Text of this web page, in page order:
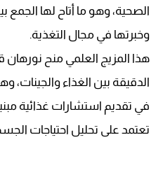
الصحية، وهو ما أتاح لها الجمع
وخبرتها في مجال التغذية.
هذا المزيج العلمي منح
الدقيقة بين الغذاء
في تقديم استشارات غذائية
تعتمد على تحليل احتياجات